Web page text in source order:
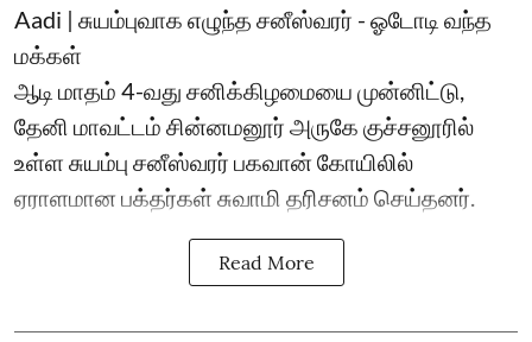
Aadi | சுயம்புவாக எழுந்த சனீஸ்வரர் - ஓடோடி வந்த
மக்கள்
ஆடி மாதம் 4-வது சனிக்கிழமையை முன்னிட்டு,
தேனி மாவட்டம் சின்னமனூர் அருகே குச்சனூரில்
உள்ள சுயம்பு சனீஸ்வரர் பகவான் கோயிலில்
ஏராளமான பக்தர்கள் சுவாமி தரிசனம் செய்தனர்.
Read More